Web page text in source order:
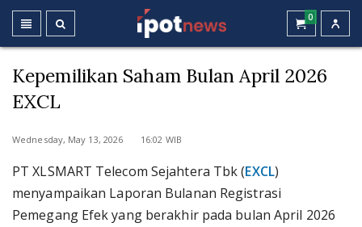
0
Kepemilikan Saham Bulan April 2026
EXCL
Wednesday, May 13, 2026 16:02 WIB
PT XLSMART Telecom Sejahtera Tbk (EXCL)
menyampaikan Laporan Bulanan Registrasi
Pemegang Efek yang berakhir pada bulan April 2026